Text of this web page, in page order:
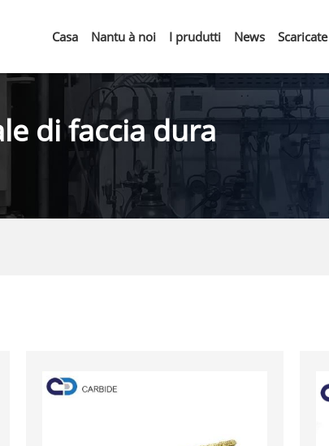
Casa Nantu à noi I prudutti News Scaricate
di faccia dura